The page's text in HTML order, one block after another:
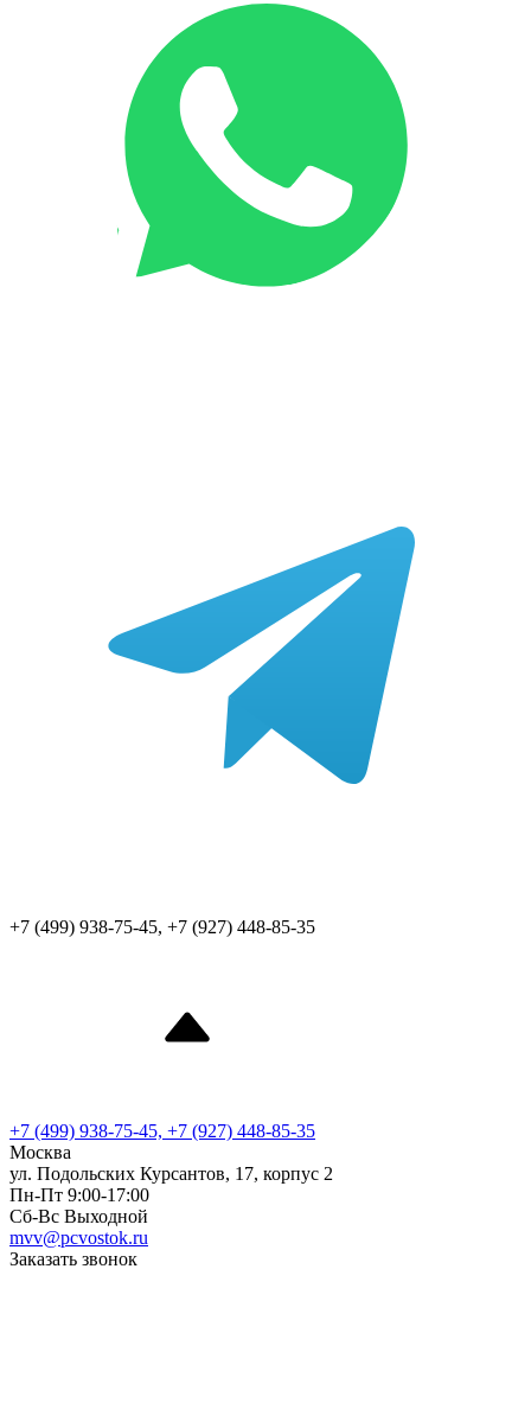
+7 (499) 938-75-45, +7 (927) 448-85-35
+7 (499) 938-75-45, +7 (927) 448-85-35
Москва
ул. Подольских Курсантов, 17, корпус 2
Пн-Пт 9:00-17:00
Сб-Вс Выходной
mvv@pcvostok.ru
Заказать звонок